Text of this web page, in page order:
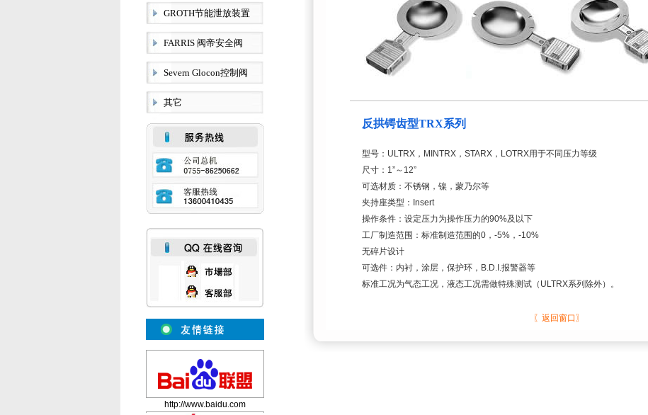
GROTH节能泄放装置
FARRIS 阀帝安全阀
Severn Glocon控制阀
其它
http://www.baidu.com
反拱锷齿型TRX系列
型号：ULTRX，MINTRX，STARX，LOTRX用于不同压力等级
尺寸：1”～12”
可选材质：不锈钢，镍，蒙乃尔等
夹持座类型：Insert
操作条件：设定压力为操作压力的90%及以下
工厂制造范围：标准制造范围的0，-5%，-10%
无碎片设计
可选件：内衬，涂层，保护环，B.D.I.报警器等
标准工况为气态工况，液态工况需做特殊测试（ULTRX系列除外）。
〖返回窗口〗